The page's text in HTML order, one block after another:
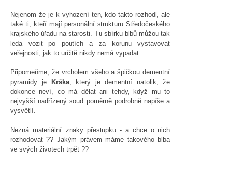
Nejenom že je k vyhození ten, kdo takto rozhodl, ale
také ti, kteří mají personální strukturu Středočeského
krajského úřadu na starosti. Tu sbírku blbů můžou tak
leda vozit po poutích a za korunu vystavovat
veřejnosti, jak to určitě nikdy nemá vypadat.
Připomeňme, že vrcholem všeho a špičkou dementní
pyramidy je
Krška , který je dementní natolik, že
dokonce neví, co má dělat ani tehdy, když mu to
nejvyšší nadřízený soud poměrně podrobně napíše a
vysvětlí.
Nezná materiální znaky přestupku - a chce o nich
rozhodovat ?? Jakým právem máme takového blba
ve svých životech trpět ??